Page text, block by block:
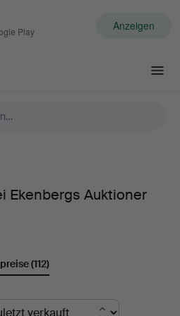
Play Anzeigen
Ekenbergs Auktioner
(112)